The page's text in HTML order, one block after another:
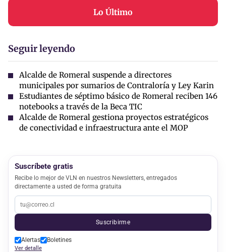
Lo Último
Seguir leyendo
Alcalde de Romeral suspende a directores
municipales por sumarios de Contraloría y Ley Karin
Estudiantes de séptimo básico de Romeral reciben 146
notebooks a través de la Beca TIC
Alcalde de Romeral gestiona proyectos estratégicos
de conectividad e infraestructura ante el MOP
Suscríbete gratis
Recibe lo mejor de VLN en nuestros Newsletters, entregados
directamente a usted de forma gratuita
Suscribirme
Alertas Boletines
Ver detalle